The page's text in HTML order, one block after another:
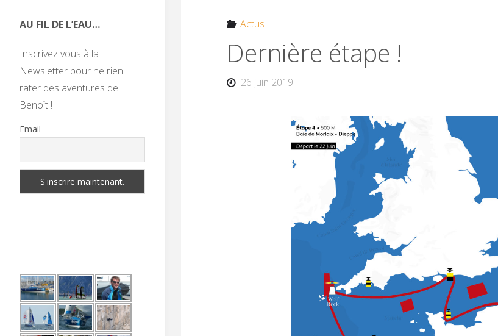
Actus
Dernière étape !
26 juin 2019
AU FIL DE L’EAU…
Inscrivez vous à la
Newsletter pour ne rien
rater des aventures de
Benoît !
Email